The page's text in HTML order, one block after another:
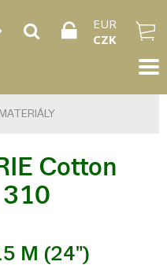
EUR
CZK
Cotton
310
M (24")